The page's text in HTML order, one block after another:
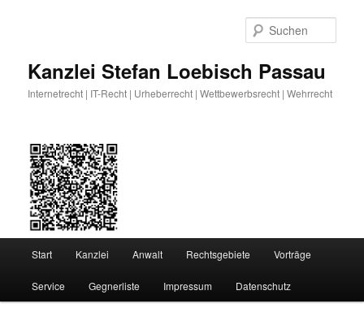
Kanzlei Stefan Loebisch Passau
Internetrecht | IT-Recht | Urheberrecht | Wettbewerbsrecht | Wehrrecht
Start Kanzlei Anwalt Rechtsgebiete Vorträge
Service Gegnerliste Impressum Datenschutz